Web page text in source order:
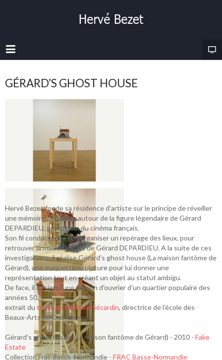
GÉRARD’S GHOST HOUSE
Hervé Bezet fonde sa résidence d'artiste sur le principe de réveiller
une mémoire collective autour de la figure légendaire de Gérard
DEPARDIEU, grand nom du cinéma français.
Son fil conducteur est d’organiser un repérage des lieux, pour
retrouver la maison natale de Gérard DEPARDIEU. A la suite de ces
investigations, il réalise Gérard's ghost house (La maison fantôme de
Gérard), une maquette/sculpture pour lui donner une
représentation tout en créant un objet au statut ambigu.
De face, il désigne une maison d'ouvrier d'un quartier populaire des
années 50.
extrait du texte de Nathalie Sécardin, directrice de l'école des
Beaux-Arts de Châteauroux
Gérard’s ghost house (La maison fantôme de Gérard) - 2010 - Fake
Estate
Collection Frac Basse-Normandie - FRAC Basse-Normandie